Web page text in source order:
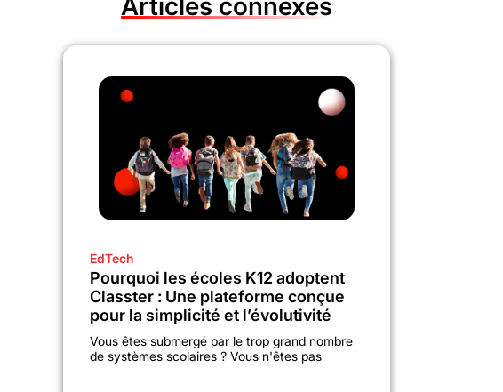
Articles connexes
EdTech
Pourquoi les écoles K12 adoptent
Classter : Une plateforme conçue
pour la simplicité et l’évolutivité
Vous êtes submergé par le trop grand nombre
de systèmes scolaires ? Vous n'êtes pas